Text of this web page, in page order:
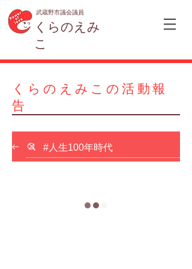
武蔵野市議会議員
くらのえみ
こ
くらのえみこの活動報
告